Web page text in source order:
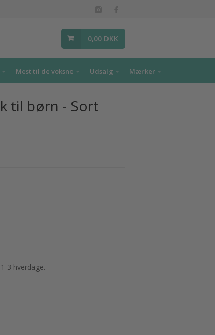
0,00 DKK
Mest til de voksne Udsalg Mærker
til børn - Sort
3 hverdage.